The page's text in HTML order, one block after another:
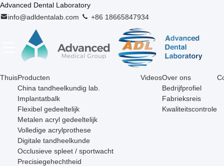
Advanced Dental Laboratory
info@adldentalab.com
+86 18665847934
ThuisProducten
China tandheelkundig lab.
Implantatbalk
Flexibel gedeeltelijk
Metalen acryl gedeeltelijk
Volledige acrylprothese
Digitale tandheelkunde
Occlusieve spleet / sportwacht
Precisiegehechtheid
VideosOver ons
Bedrijfprofiel
Fabrieksreis
Kwaliteitscontrole